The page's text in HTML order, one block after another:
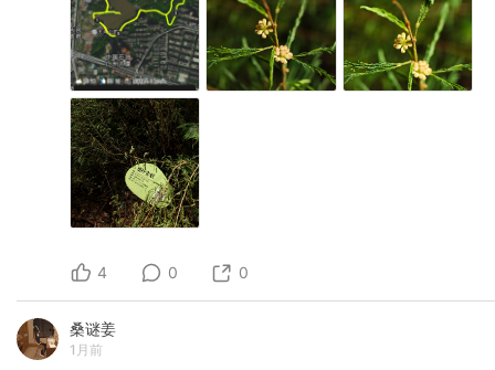
4 0 0
桑谜姜
1月前